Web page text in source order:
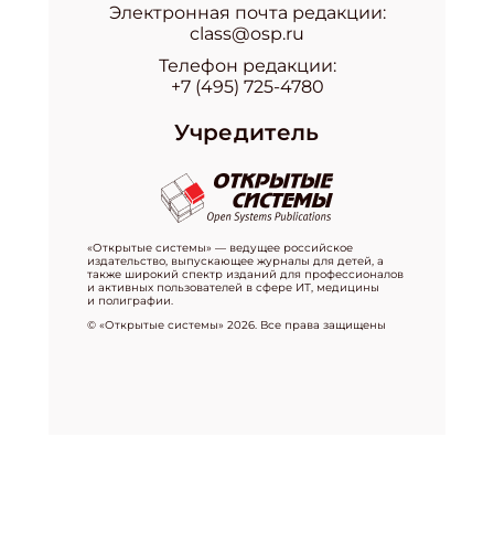
Электронная почта редакции:
class@osp.ru
Телефон редакции:
+7 (495) 725-4780
Учредитель
«Открытые системы» — ведущее российское
издательство, выпускающее журналы для детей, а
также широкий спектр изданий для профессионалов
и активных пользователей в сфере ИТ, медицины
и полиграфии.
© «Открытые системы» 2026. Все права защищены